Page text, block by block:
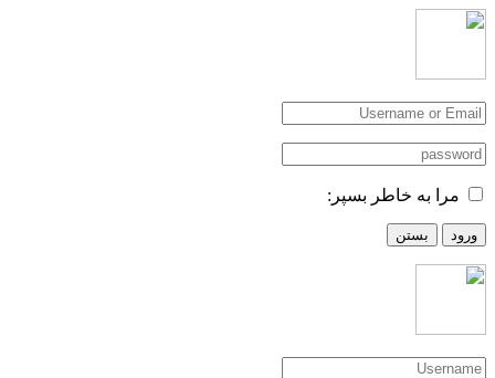
مرا به خاطر بسپر:
ورود بستن